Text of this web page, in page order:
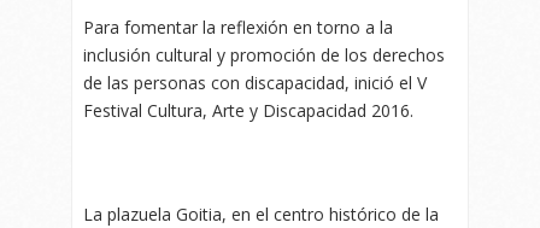
Para fomentar la reflexión en torno a la
inclusión cultural y promoción de los derechos
de las personas con discapacidad, inició el V
Festival Cultura, Arte y Discapacidad 2016.
La plazuela Goitia, en el centro histórico de la